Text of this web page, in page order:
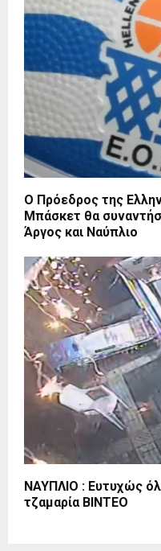
Ο Πρόεδρος της
Μπάσκετ θα
Άργος και Ναύπλιο
ΝΑΥΠΛΙΟ : Ευτυχώς
τζαμαρία ΒΙΝΤΕΟ